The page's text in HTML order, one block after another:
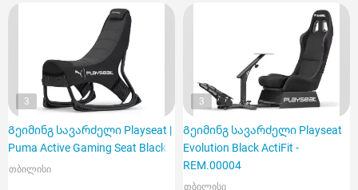
3
Გეიმინგ სავარძელი Playseat |
Puma Active Gaming Seat Black
თბილისი
3
Გეიმინგ სავარძელი Playseat
Evolution Black ActiFit -
REM.00004
თბილისი